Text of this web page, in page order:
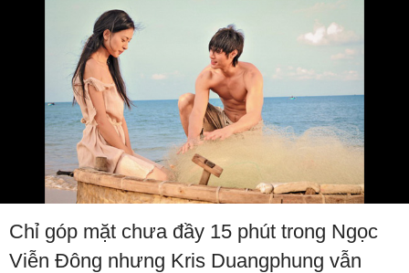
Chỉ góp mặt chưa đầy 15 phút trong Ngọc
Viễn Đông nhưng Kris Duangphung vẫn